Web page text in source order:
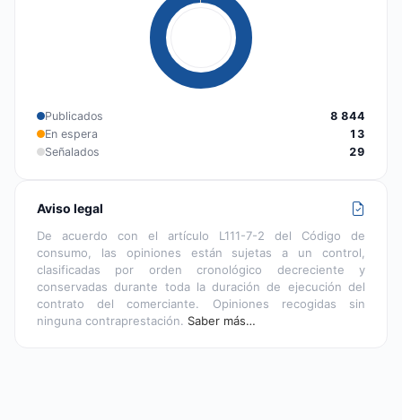
Publicados
8 844
En espera
13
Señalados
29
Aviso legal
De acuerdo con el artículo L111-7-2 del Código de
consumo, las opiniones están sujetas a un control,
clasificadas por orden cronológico decreciente y
conservadas durante toda la duración de ejecución del
contrato del comerciante. Opiniones recogidas sin
ninguna contraprestación. Saber más…